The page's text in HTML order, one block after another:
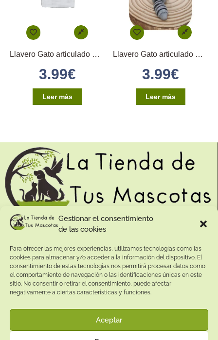
Gestionar el consentimiento
de las cookies
Para ofrecer las mejores experiencias, utilizamos tecnologías como las
cookies para almacenar y/o acceder a la información del dispositivo. El
consentimiento de estas tecnologías nos permitirá procesar datos como
el comportamiento de navegación o las identificaciones únicas en este
sitio. No consentir o retirar el consentimiento, puede afectar
negativamente a ciertas características y funciones.
Aceptar
Llavero Gato articulado B Shorthair Gris Oscuro
3.99€
Leer más
Llavero Gato articulado Panza Arriba Gris
3.99€
Leer más
Contacto:
Dirección:
Calle Pepe Jiménez 19, Rute, 14950 Códoba. España
Teléfono:
+34641081328
Email:
info@latiendadetusmascotas.com
Enlaces de interés: